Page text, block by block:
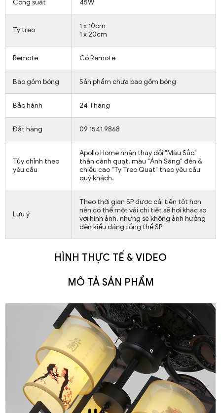
Công suất 45W
Ty treo
1 x 10cm
1 x 20cm
Remote Có Remote
Bao gồm bóng Sản phẩm chưa bao gồm bóng
Bảo hành 24 Tháng
Đặt hàng 09 1541 9868
Tùy chỉnh theo
yêu cầu
Apollo Home nhận thay đổi "Màu Sắc"
thân cánh quạt, màu "Ánh Sáng" đèn &
chiều cao "Ty Treo Quạt" theo yêu cầu
quý khách.
Lưu ý
Theo thời gian SP được cải tiến tốt hơn
nên có thể một vài chi tiết sẽ hơi khác so
với hình ảnh, nhưng sẽ không ảnh hưởng
đến kiểu dáng tổng thể SP
HÌNH THỰC TẾ & VIDEO
MÔ TẢ SẢN PHẨM